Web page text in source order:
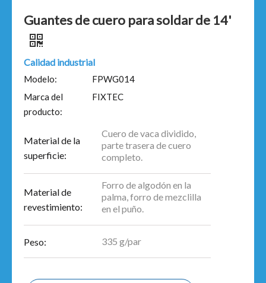
Guantes de cuero para soldar de 14'
Calidad industrial
Modelo:
FPWG014
Marca del
producto:
FIXTEC
Material de la
superficie:
Cuero de vaca dividido,
parte trasera de cuero
completo.
Material de
revestimiento:
Forro de algodón en la
palma, forro de mezclilla
en el puño.
Peso: 335 g/par